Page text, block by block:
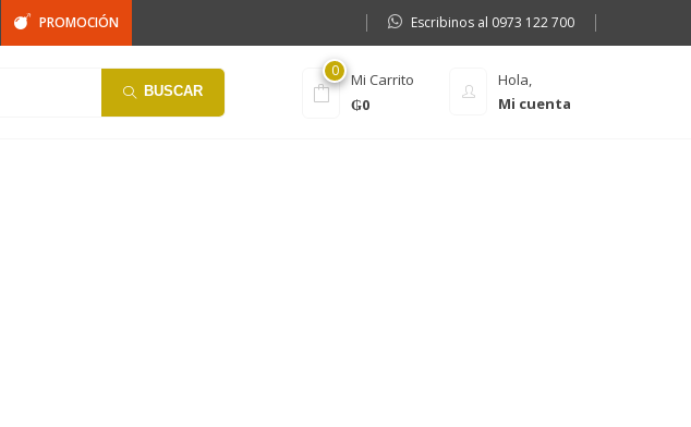
PROMOCIÓN Escribinos al 0973 122 700
BUSCAR
Hola,
Mi cuenta
0
Mi Carrito
₲0